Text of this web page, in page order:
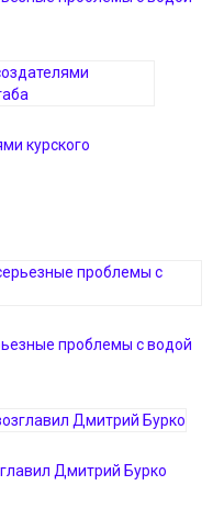
курского
проблемы с водой
Дмитрий Бурко